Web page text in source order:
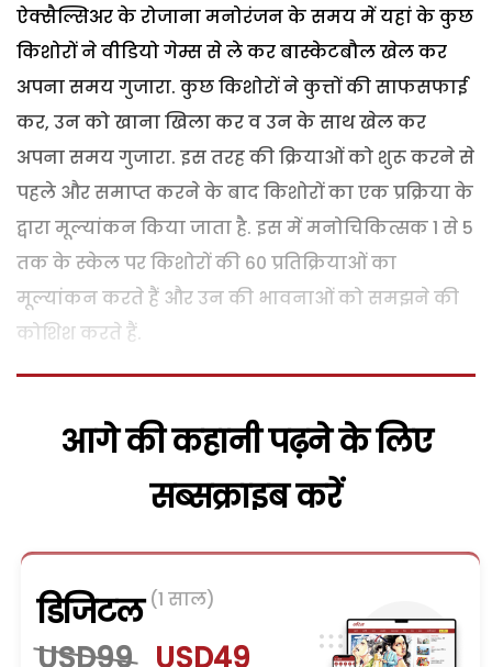
ऐक्सैल्सिअर के रोजाना मनोरंजन के समय में यहां के कुछ
किशोरों ने वीडियो गेम्स से ले कर बास्केटबौल खेल कर
अपना समय गुजारा. कुछ किशोरों ने कुत्तों की साफसफाई
कर, उन को खाना खिला कर व उन के साथ खेल कर
अपना समय गुजारा. इस तरह की क्रियाओं को शुरू करने से
पहले और समाप्त करने के बाद किशोरों का एक प्रक्रिया के
द्वारा मूल्यांकन किया जाता है. इस में मनोचिकित्सक 1 से 5
तक के स्केल पर किशोरों की 60 प्रतिक्रियाओं का
मूल्यांकन करते हैं और उन की भावनाओं को समझने की
कोशिश करते हैं.
आगे की कहानी पढ़ने के लिए
सब्सक्राइब करें
डिजिटल (1 साल)
USD99 USD49